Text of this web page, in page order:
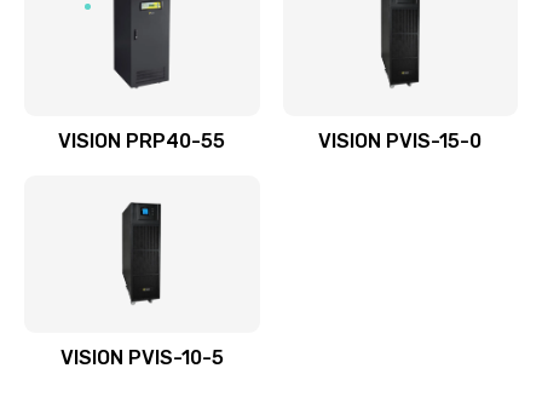
VISION PRP40-55 VISION PVIS-15-0
VISION PVIS-10-5